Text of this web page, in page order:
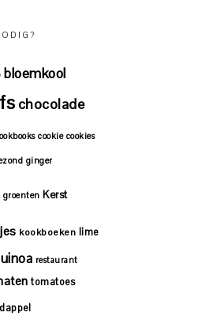
bloemkool
chocolade
cookie cookies
ginger
groenten Kerst
kookboeken lime
restaurant
tomatoes